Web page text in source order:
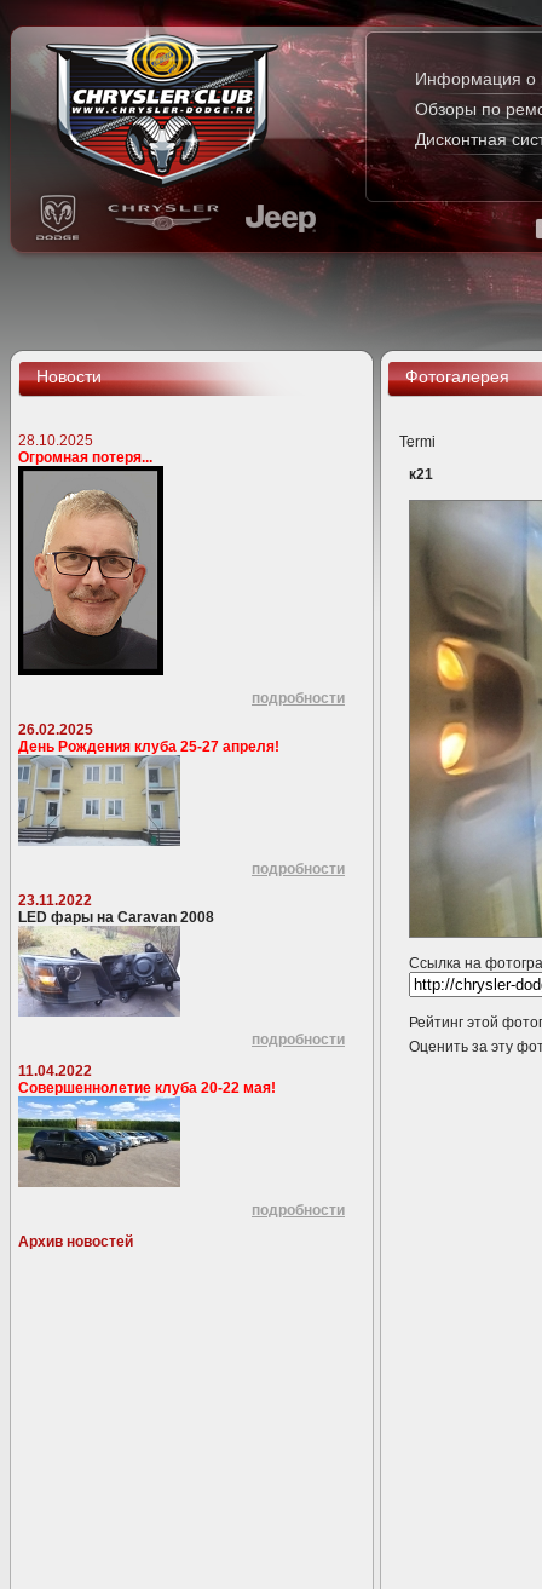
Информация о
Обзоры по
Дисконтная
Новости
28.10.2025
Огромная потеря...
подробности
26.02.2025
День Рождения клуба 25-27 апреля!
подробности
23.11.2022
LED фары на Caravan 2008
подробности
11.04.2022
Совершеннолетие клуба 20-22 мая!
подробности
Архив новостей
Фотогалерея
Termi
к21
Ссылка на
Рейтинг этой
Оценить за эту